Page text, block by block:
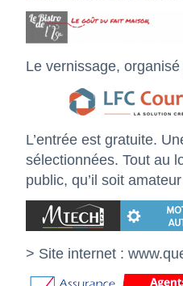
Le vernissage,
L’entrée est gratuite.
sélectionnées. Tout au
public, qu’il soit
> Site internet :